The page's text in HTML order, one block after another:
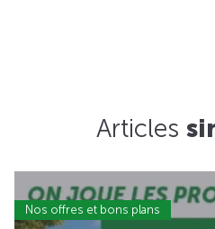
Articles
Nos offres et bons plans